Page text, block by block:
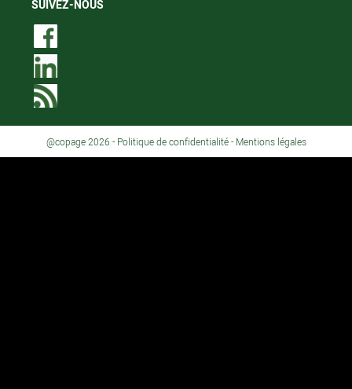
SUIVEZ-NOUS
@copage 2026 - Politique de confidentialité- Mentions légales